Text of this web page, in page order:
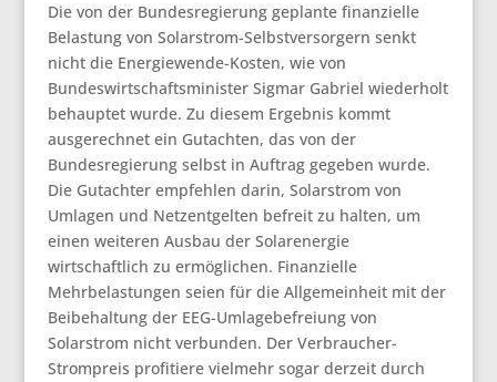
Die von der Bundesregierung geplante finanzielle
Belastung von Solarstrom-Selbstversorgern senkt
nicht die Energiewende-Kosten, wie von
Bundeswirtschaftsminister Sigmar Gabriel wiederholt
behauptet wurde. Zu diesem Ergebnis kommt
ausgerechnet ein Gutachten, das von der
Bundesregierung selbst in Auftrag gegeben wurde.
Die Gutachter empfehlen darin, Solarstrom von
Umlagen und Netzentgelten befreit zu halten, um
einen weiteren Ausbau der Solarenergie
wirtschaftlich zu ermöglichen. Finanzielle
Mehrbelastungen seien für die Allgemeinheit mit der
Beibehaltung der EEG-Umlagebefreiung von
Solarstrom nicht verbunden. Der Verbraucher-
Strompreis profitiere vielmehr sogar derzeit durch